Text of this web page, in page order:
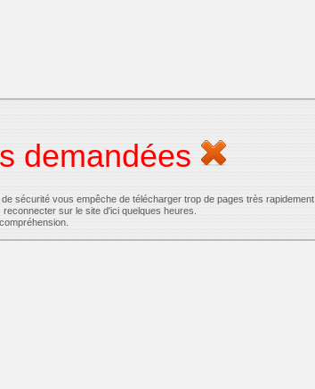
demandées
sécurité vous empêche de télécharger trop de pages très rapidement
sur le site d'ici quelques heures.